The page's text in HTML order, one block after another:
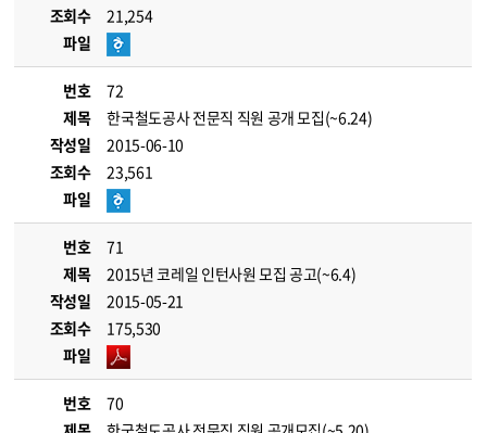
조회수
21,254
파일
번호
72
제목
한국철도공사 전문직 직원 공개 모집(~6.24)
작성일
2015-06-10
조회수
23,561
파일
번호
71
제목
2015년 코레일 인턴사원 모집 공고(~6.4)
작성일
2015-05-21
조회수
175,530
파일
번호
70